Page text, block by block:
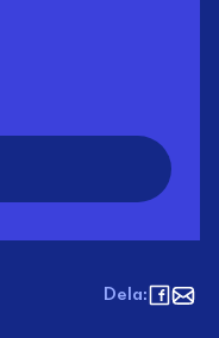
Dela: